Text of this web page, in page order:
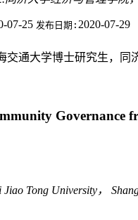
07-25 发布日期: 2020-07-29
通大学博士研究生，同
Tong University，